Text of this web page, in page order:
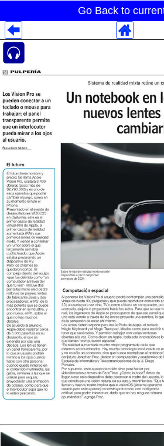
Go Back to
Despliegues Analytics
Despliegues Totales
Despliegues por Rubros